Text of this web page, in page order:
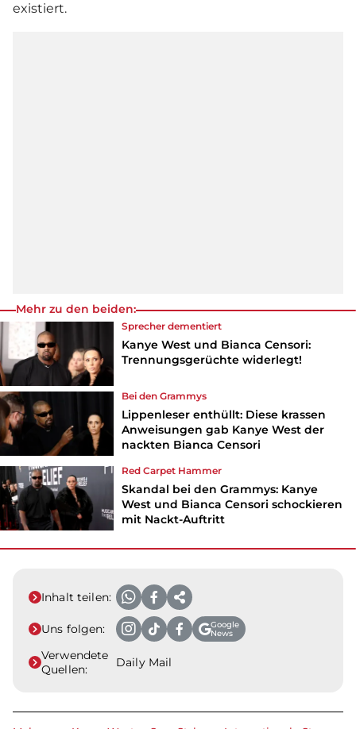
existiert.
Mehr zu den beiden:
Sprecher dementiert
Kanye West und Bianca Censori:
Trennungsgerüchte widerlegt!
Bei den Grammys
Lippenleser enthüllt: Diese krassen
Anweisungen gab Kanye West der
nackten Bianca Censori
Red Carpet Hammer
Skandal bei den Grammys: Kanye
West und Bianca Censori schockieren
mit Nackt-Auftritt
Inhalt teilen:
Uns folgen:
Google
News
Verwendete
Quellen:
Daily Mail